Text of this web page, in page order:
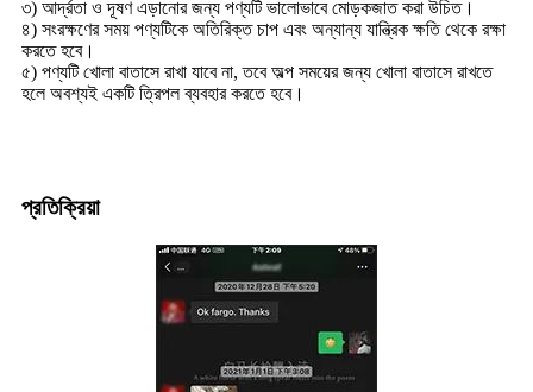
৩) আর্দ্রতা ও দূষণ এড়ানোর জন্য পণ্যটি ভালোভাবে মোড়কজাত করা উচিত।
৪) সংরক্ষণের সময় পণ্যটিকে অতিরিক্ত চাপ এবং অন্যান্য যান্ত্রিক ক্ষতি থেকে রক্ষা
করতে হবে।
৫) পণ্যটি খোলা বাতাসে রাখা যাবে না, তবে অল্প সময়ের জন্য খোলা বাতাসে রাখতে
হলে অবশ্যই একটি ত্রিপল ব্যবহার করতে হবে।
প্রতিক্রিয়া